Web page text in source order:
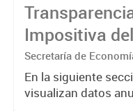
Impositiva del
Municipio.
Secretaría de
En la siguiente
visualizan datos